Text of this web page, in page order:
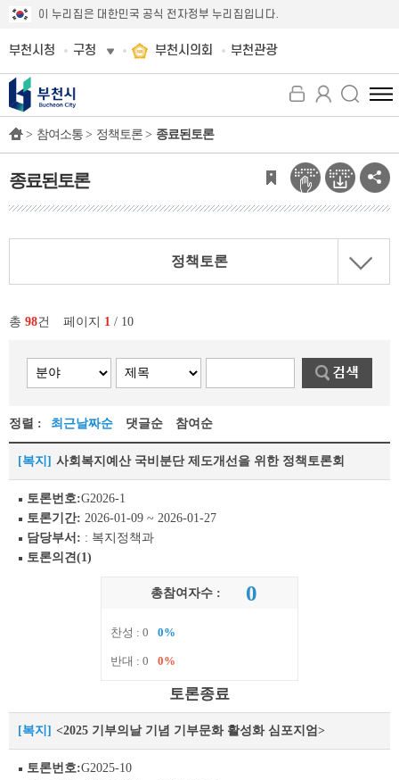
이 누리집은 대한민국 공식 전자정부 누리집입니다.
부천시청 구청 부천시의회 부천관광
전
체
뉴
보
기
> 참여소통 > 정책토론 > 종료된토론
종료된토론
정책토론
총 98건 페이지 1 / 10
정렬 : 최근날짜순 댓글순 참여순
[복지] 사회복지예산 국비분단 제도개선을 위한 정책토론회
토론번호:G2026-1
토론기간: 2026-01-09 ~ 2026-01-27
담당부서: : 복지정책과
토론의견(1)
총참여자수 : 0
찬성 : 0 0%
반대 : 0 0%
토론종료
[복지] <2025 기부의날 기념 기부문화 활성화 심포지엄>
토론번호:G2025-10